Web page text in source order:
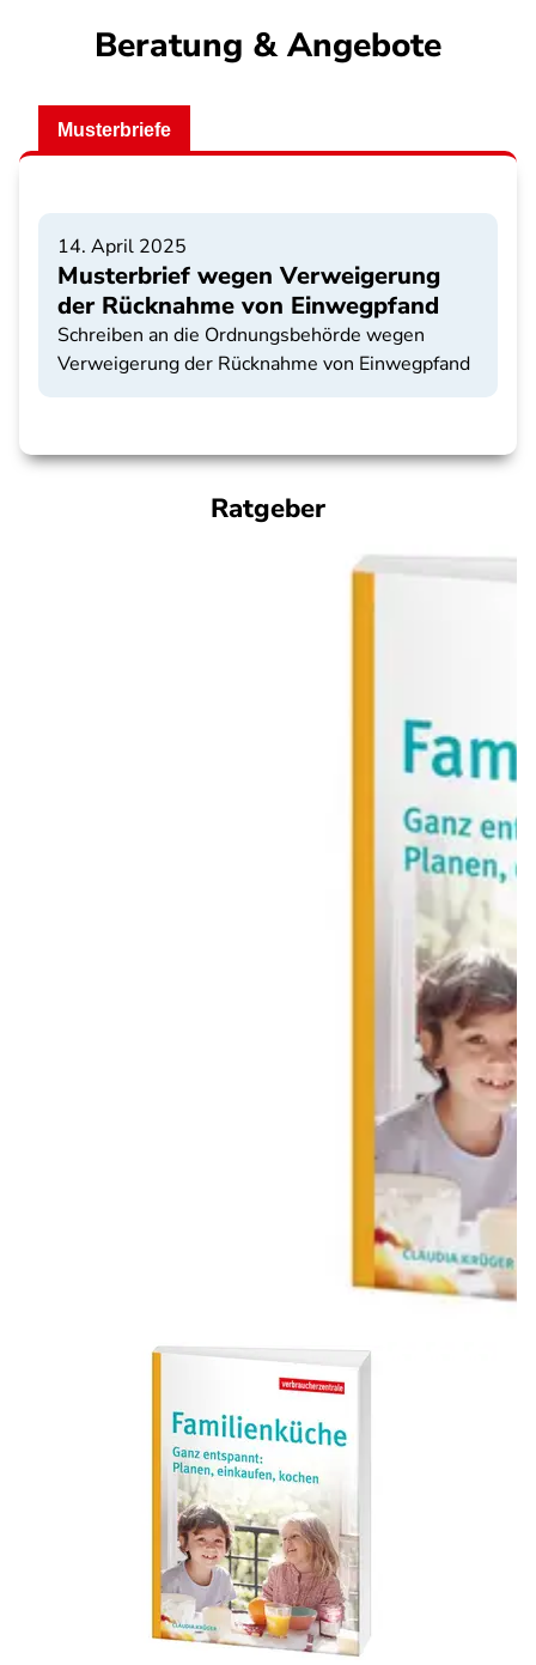
Beratung & Angebote
Musterbriefe
14. April 2025
Musterbrief wegen Verweigerung
der Rücknahme von Einwegpfand
Schreiben an die Ordnungsbehörde wegen
Verweigerung der Rücknahme von Einwegpfand
Ratgeber